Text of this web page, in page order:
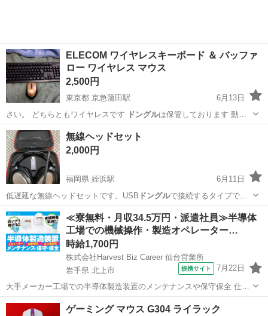
ELECOM ワイヤレスキーボード ＆ バッファ
ロー ワイヤレス マウス
2,500円
東京都 京急蒲田駅
6月13日
さい。 どちらともワイヤレスです
ドングルは保管しております 動作
確認済みで…
東京 大田区 京急蒲田駅 周辺機器
無線ヘッドセット
2,000円
福岡県 姪浜駅
6月11日
低遅延な無線ヘッドセットです。USB ドングルで接続するタイプで
す。
福岡 福岡市 姪浜駅 オーディオ ヘッドセット
≪寮無料・月収34.5万円・派遣社員≫半導体
工場での機械操作・製造オペレーター…
時給1,700円
株式会社Harvest Biz Career 仙台営業所
岩手県 北上市
提携サイト 7月22日
大手メーカー工場での半導体製造装置のメンテナンスや保守保全 仕事
内容 ＼フラッシュメモリの製造を行う工場で半導体製造装置の保守・
点検のお仕事／ 新工場新設に伴い、請負現場の立ち上げを行います！
岩手 北上市
ゲーミング マウス G304 ライラック